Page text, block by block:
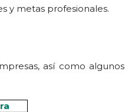
y metas profesionales.
así como algunos